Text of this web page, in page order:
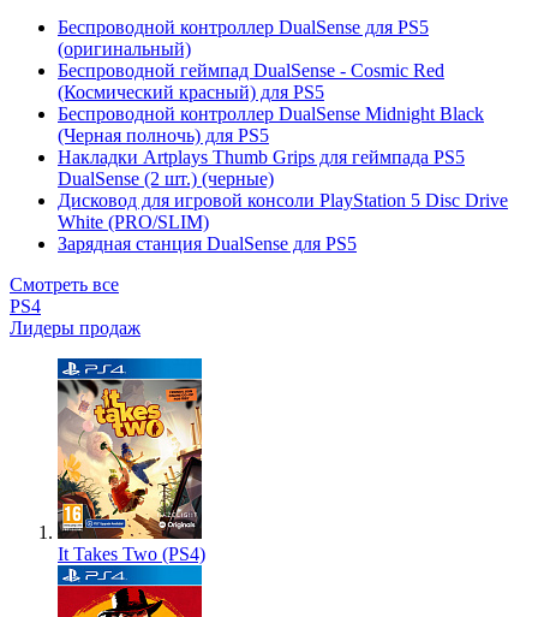
Беспроводной контроллер DualSense для PS5
(оригинальный)
Беспроводной геймпад DualSense - Cosmic Red
(Космический красный) для PS5
Беспроводной контроллер DualSense Midnight Black
(Черная полночь) для PS5
Накладки Artplays Thumb Grips для геймпада PS5
DualSense (2 шт.) (черные)
Дисковод для игровой консоли PlayStation 5 Disc Drive
White (PRO/SLIM)
Зарядная станция DualSense для PS5
Смотреть все
PS4
Лидеры продаж
It Takes Two (PS4)